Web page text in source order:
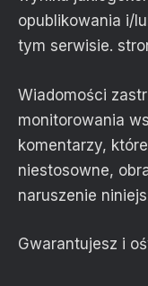
opublikowania i/
tym serwisie.
Wiadomości
monitorowania
komentarzy,
niestosowne,
naruszenie
Gwarantujesz i